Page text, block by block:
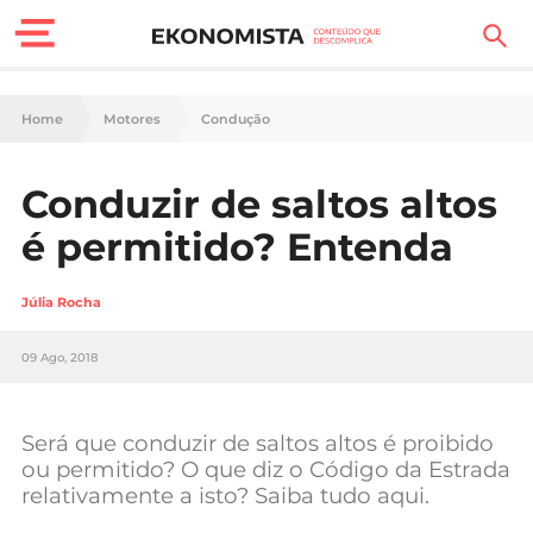
Finanças Pessoais
Carreira
Casa
Tecnologia
Negócios
Home Motores Condução
Conduzir de saltos altos
é permitido? Entenda
Júlia Rocha
09 Ago, 2018
Será que conduzir de saltos altos é proibido
ou permitido? O que diz o Código da Estrada
relativamente a isto? Saiba tudo aqui.